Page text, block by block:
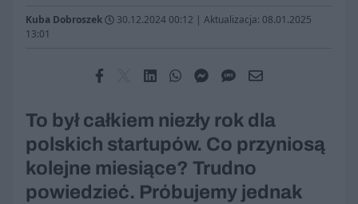
Kuba Dobroszek 30.12.2024 00:12 | Aktualizacja: 08.01.2025
13:01
To był całkiem niezły rok dla
polskich startupów. Co przyniosą
kolejne miesiące? Trudno
powiedzieć. Próbujemy jednak